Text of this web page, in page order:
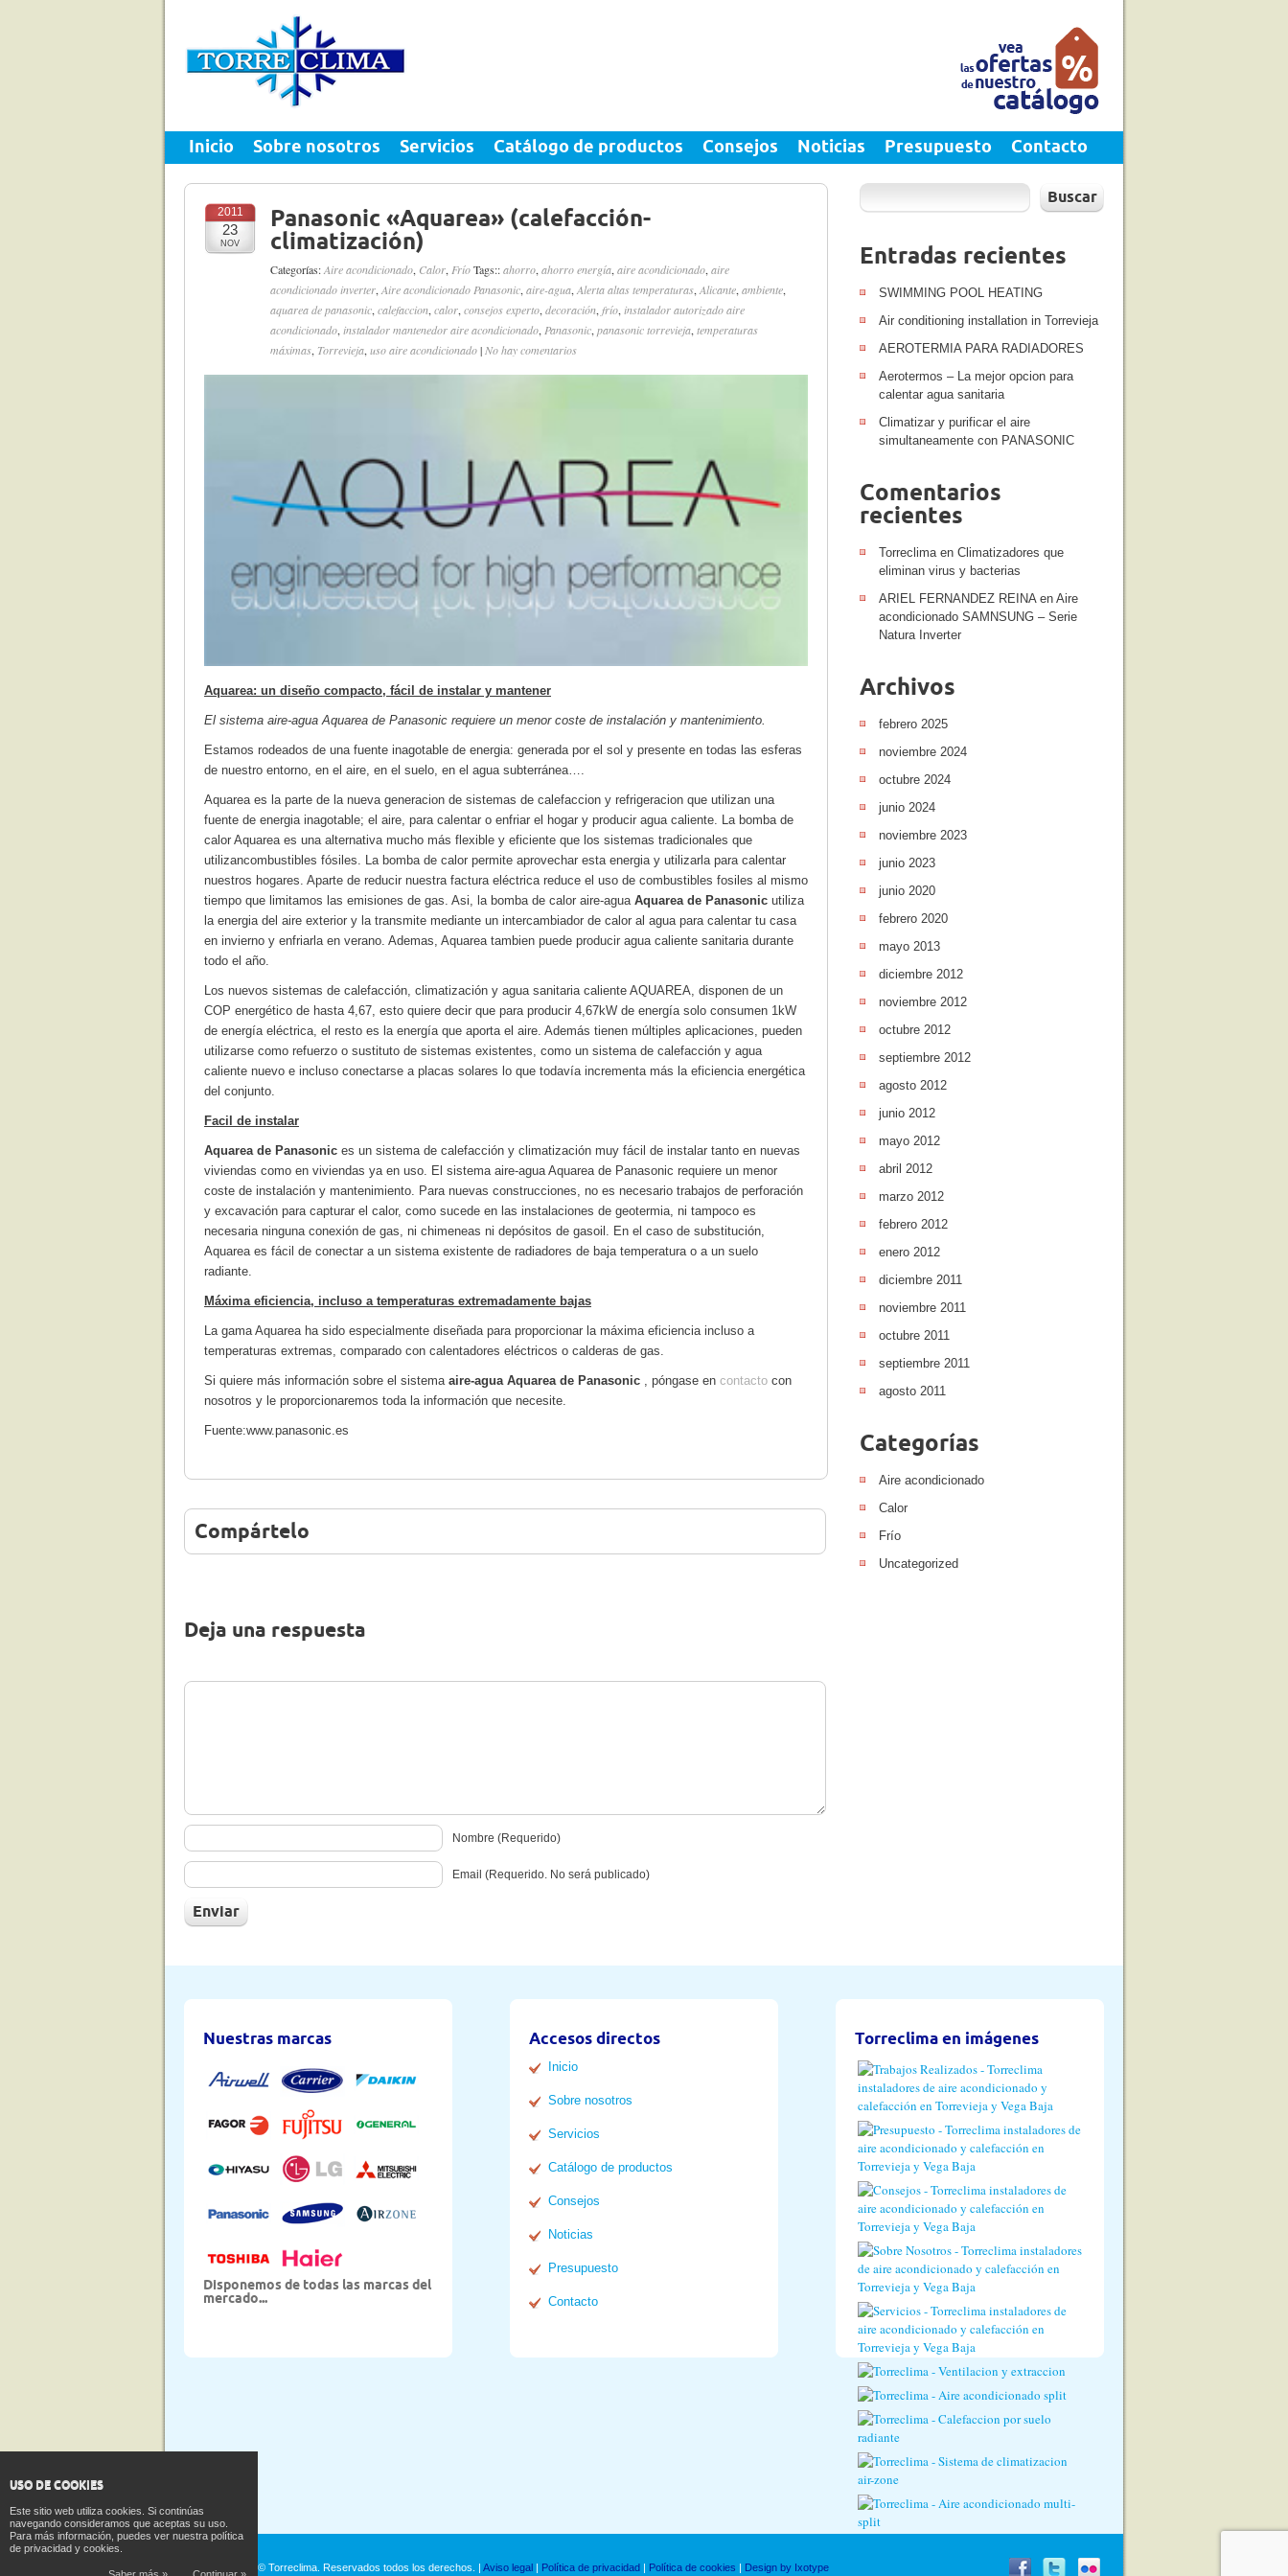
USO DE COOKIES
Este sitio web utiliza cookies. Si continúas
navegando consideramos que aceptas su uso.
Para más información, puedes ver nuestra política
de privacidad y cookies.
Inicio Sobre nosotros Servicios Catálogo de productos Consejos Noticias Presupuesto Contacto
2011
23
NOV
Panasonic «Aquarea» (calefacción-
climatización)
Categorías:Aire acondicionado, Calor, FríoTags::ahorro, ahorro energía, aire acondicionado, aire
acondicionado inverter, Aire acondicionado Panasonic, aire-agua, Alerta altas temperaturas, Alicante, ambiente,
aquarea de panasonic, calefaccion, calor, consejos experto, decoración, frío, instalador autorizado aire
acondicionado, instalador mantenedor aire acondicionado, Panasonic, panasonic torrevieja, temperaturas
máximas, Torrevieja, uso aire acondicionado| No hay comentarios
Aquarea: un diseño compacto, fácil de instalar y mantener
El sistema aire-agua Aquarea de Panasonic requiere un menor coste de instalación y mantenimiento.
Estamos rodeados de una fuente inagotable de energia: generada por el sol y presente en todas las esferas
de nuestro entorno, en el aire, en el suelo, en el agua subterránea….
Aquarea es la parte de la nueva generacion de sistemas de calefaccion y refrigeracion que utilizan una
fuente de energia inagotable; el aire, para calentar o enfriar el hogar y producir agua caliente. La bomba de
calor Aquarea es una alternativa mucho más flexible y eficiente que los sistemas tradicionales que
utilizancombustibles fósiles. La bomba de calor permite aprovechar esta energia y utilizarla para calentar
nuestros hogares. Aparte de reducir nuestra factura eléctrica reduce el uso de combustibles fosiles al mismo
tiempo que limitamos las emisiones de gas. Asi, la bomba de calor aire-agua Aquarea de Panasonic utiliza
la energia del aire exterior y la transmite mediante un intercambiador de calor al agua para calentar tu casa
en invierno y enfriarla en verano. Ademas, Aquarea tambien puede producir agua caliente sanitaria durante
todo el año.
Los nuevos sistemas de calefacción, climatización y agua sanitaria caliente AQUAREA, disponen de un
COP energético de hasta 4,67, esto quiere decir que para producir 4,67kW de energía solo consumen 1kW
de energía eléctrica, el resto es la energía que aporta el aire. Además tienen múltiples aplicaciones, pueden
utilizarse como refuerzo o sustituto de sistemas existentes, como un sistema de calefacción y agua
caliente nuevo e incluso conectarse a placas solares lo que todavía incrementa más la eficiencia energética
del conjunto.
Facil de instalar
Aquarea de Panasonic es un sistema de calefacción y climatización muy fácil de instalar tanto en nuevas
viviendas como en viviendas ya en uso. El sistema aire-agua Aquarea de Panasonic requiere un menor
coste de instalación y mantenimiento. Para nuevas construcciones, no es necesario trabajos de perforación
y excavación para capturar el calor, como sucede en las instalaciones de geotermia, ni tampoco es
necesaria ninguna conexión de gas, ni chimeneas ni depósitos de gasoil. En el caso de substitución,
Aquarea es fácil de conectar a un sistema existente de radiadores de baja temperatura o a un suelo
radiante.
Máxima eficiencia, incluso a temperaturas extremadamente bajas
La gama Aquarea ha sido especialmente diseñada para proporcionar la máxima eficiencia incluso a
temperaturas extremas, comparado con calentadores eléctricos o calderas de gas.
Si quiere más información sobre el sistema aire-agua Aquarea de Panasonic , póngase en contacto con
nosotros y le proporcionaremos toda la información que necesite.
Fuente:www.panasonic.es
Compártelo
Deja una respuesta
Nombre (Requerido)
Email (Requerido. No será publicado)
Buscar
Entradas recientes
SWIMMING POOL HEATING
Air conditioning installation in Torrevieja
AEROTERMIA PARA RADIADORES
Aerotermos – La mejor opcion para
calentar agua sanitaria
Climatizar y purificar el aire
simultaneamente con PANASONIC
Comentarios
recientes
Torreclimaen Climatizadores que
eliminan virus y bacterias
ARIEL FERNANDEZ REINAen Aire
acondicionado SAMNSUNG – Serie
Natura Inverter
Archivos
febrero 2025
noviembre 2024
octubre 2024
junio 2024
noviembre 2023
junio 2023
junio 2020
febrero 2020
mayo 2013
diciembre 2012
noviembre 2012
octubre 2012
septiembre 2012
agosto 2012
junio 2012
mayo 2012
abril 2012
marzo 2012
febrero 2012
enero 2012
diciembre 2011
noviembre 2011
octubre 2011
septiembre 2011
agosto 2011
Categorías
Aire acondicionado
Calor
Frío
Uncategorized
Nuestras marcas
Disponemos de todas las marcas del
mercado...
Accesos directos
Inicio
Sobre nosotros
Servicios
Catálogo de productos
Consejos
Noticias
Presupuesto
Contacto
Torreclima en imágenes
Copyright 2026 © Torreclima. Reservados todos los derechos. | Aviso legal | Política de privacidad | Política de cookies | Design by Ixotype